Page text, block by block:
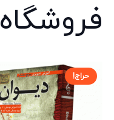
فروشگاه
حراج!